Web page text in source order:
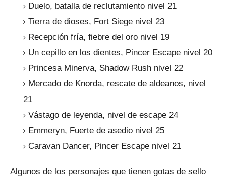
Duelo, batalla de reclutamiento nivel 21
Tierra de dioses, Fort Siege nivel 23
Recepción fría, fiebre del oro nivel 19
Un cepillo en los dientes, Pincer Escape nivel 20
Princesa Minerva, Shadow Rush nivel 22
Mercado de Knorda, rescate de aldeanos, nivel
21
Vástago de leyenda, nivel de escape 24
Emmeryn, Fuerte de asedio nivel 25
Caravan Dancer, Pincer Escape nivel 21
Algunos de los personajes que tienen gotas de sello